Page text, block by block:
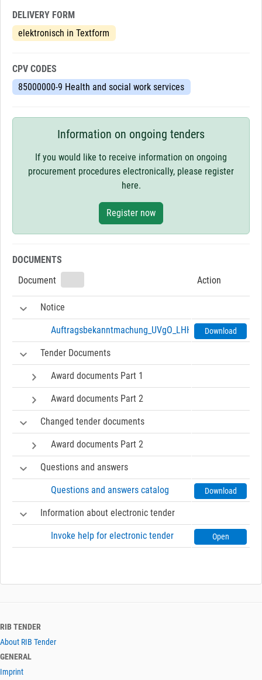
DELIVERY FORM
elektronisch in Textform
CPV CODES
85000000-9 Health and social work services
Information on ongoing tenders
If you would like to receive information on ongoing
procurement procedures electronically, please register
here.
Register now
DOCUMENTS
Document
Action
Notice
Auftragsbekanntmachung_UVgO_LHH_eVergabe_02-
Download
Tender Documents
Award documents Part 1
Award documents Part 2
Changed tender documents
Award documents Part 2
Questions and answers
Questions and answers catalog Download
Information about electronic tender
Invoke help for electronic tender Open
RIB TENDER
About RIB Tender
GENERAL
Imprint